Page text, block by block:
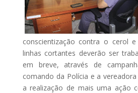
conscientização contra o cerol
linhas cortantes deverão ser
em breve, através de
comando da Polícia e a
a realização de mais uma ação